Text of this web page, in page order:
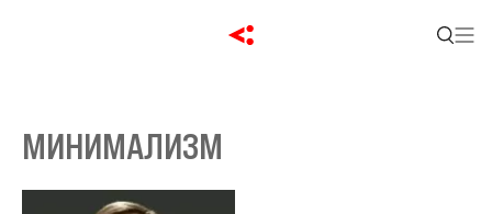
МИНИМАЛИЗМ